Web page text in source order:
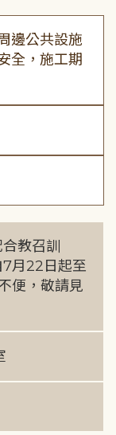
邊公共設施
全，施工期
教召訓
月22日起至
便，敬請見